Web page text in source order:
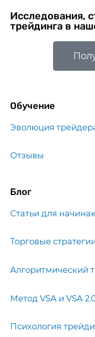
Исследования,
трейдинга в
Обучение
Эволюция
Отзывы
Блог
Статьи для
Торговые
Алгоритмический
Метод VSA и VSA
Психология